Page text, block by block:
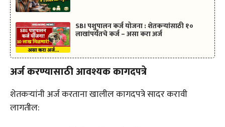
SBI पशुपालन कर्ज योजना : शेतकऱ्यांसाठी १०
लाखांपर्यंतचे कर्ज – असा करा अर्ज
अर्ज करण्यासाठी आवश्यक कागदपत्रे
शेतकऱ्यांनी अर्ज करताना खालील कागदपत्रे सादर करावी
लागतील: